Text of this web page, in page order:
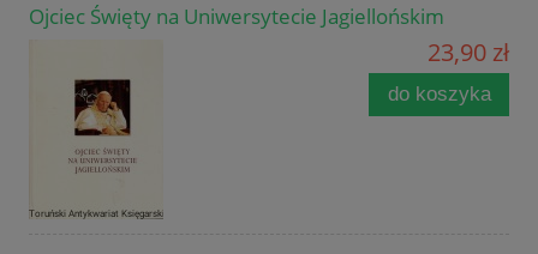
Ojciec Święty na Uniwersytecie Jagiellońskim
23,90 zł
do koszyka